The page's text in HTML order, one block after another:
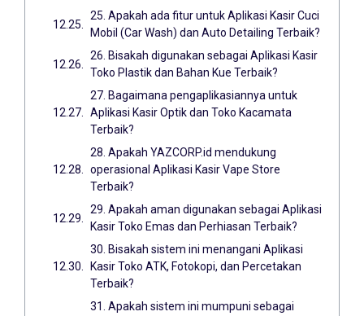
25. Apakah ada fitur untuk Aplikasi Kasir Cuci
Mobil (Car Wash) dan Auto Detailing Terbaik?
26. Bisakah digunakan sebagai Aplikasi Kasir
Toko Plastik dan Bahan Kue Terbaik?
27. Bagaimana pengaplikasiannya untuk
Aplikasi Kasir Optik dan Toko Kacamata
Terbaik?
28. Apakah YAZCORP.id mendukung
operasional Aplikasi Kasir Vape Store
Terbaik?
29. Apakah aman digunakan sebagai Aplikasi
Kasir Toko Emas dan Perhiasan Terbaik?
30. Bisakah sistem ini menangani Aplikasi
Kasir Toko ATK, Fotokopi, dan Percetakan
Terbaik?
31. Apakah sistem ini mumpuni sebagai